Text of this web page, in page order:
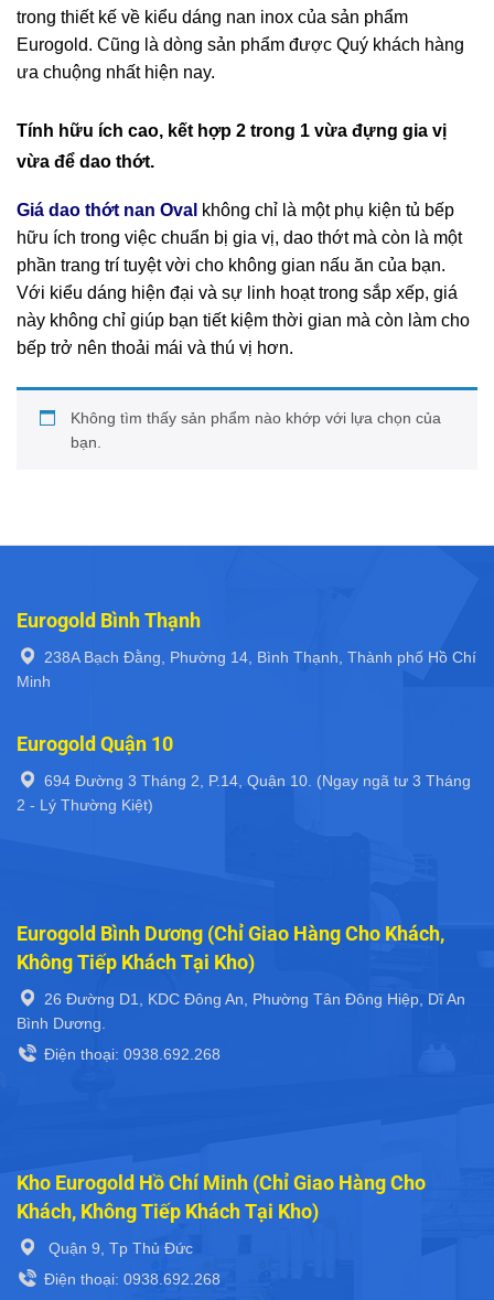
trong thiết kế về kiểu dáng nan inox của sản phẩm
Eurogold. Cũng là dòng sản phẩm được Quý khách hàng
ưa chuộng nhất hiện nay.
Tính hữu ích cao, kết hợp 2 trong 1 vừa đựng gia vị
vừa để dao thớt.
Giá dao thớt nan Oval không chỉ là một phụ kiện tủ bếp
hữu ích trong việc chuẩn bị gia vị, dao thớt mà còn là một
phần trang trí tuyệt vời cho không gian nấu ăn của bạn.
Với kiểu dáng hiện đại và sự linh hoạt trong sắp xếp, giá
này không chỉ giúp bạn tiết kiệm thời gian mà còn làm cho
bếp trở nên thoải mái và thú vị hơn.
Không tìm thấy sản phẩm nào khớp với lựa chọn của
bạn.
Eurogold Bình Thạnh
238A Bạch Đằng, Phường 14, Bình Thạnh, Thành phố Hồ Chí
Minh
Eurogold Quận 10
694 Đường 3 Tháng 2, P.14, Quận 10. (Ngay ngã tư 3 Tháng
2 - Lý Thường Kiệt)
Eurogold Bình Dương (Chỉ Giao Hàng Cho Khách,
Không Tiếp Khách Tại Kho)
26 Đường D1, KDC Đông An, Phường Tân Đông Hiệp, Dĩ An
Bình Dương.
Điện thoại: 0938.692.268
Kho Eurogold Hồ Chí Minh (Chỉ Giao Hàng Cho
Khách, Không Tiếp Khách Tại Kho)
Quận 9, Tp Thủ Đức
Điện thoại: 0938.692.268